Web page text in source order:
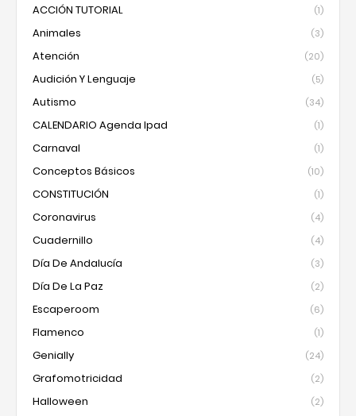
ACCIÓN TUTORIAL (1)
Animales (3)
Atención (20)
Audición Y Lenguaje (5)
Autismo (34)
CALENDARIO Agenda Ipad (1)
Carnaval (1)
Conceptos Básicos (10)
CONSTITUCIÓN (1)
Coronavirus (4)
Cuadernillo (4)
Día De Andalucía (3)
Día De La Paz (2)
Escaperoom (6)
Flamenco (1)
Genially (24)
Grafomotricidad (2)
Halloween (2)